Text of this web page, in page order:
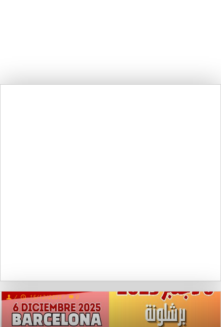
/ 15/12/2025 / 0